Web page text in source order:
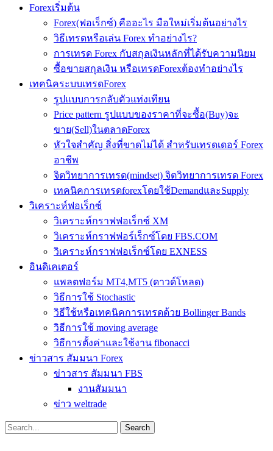
Forexเริ่มต้น
Forex(ฟอเร็กซ์) คืออะไร มือใหม่เริ่มต้นอย่างไร
วิธีเทรดหรือเล่น Forex ทำอย่างไร?
การเทรด Forex กับสกุลเงินหลักที่ได้รับความนิยม
ซื้อขายสกุลเงิน หรือเทรดForexต้องทำอย่างไร
เทคนิคระบบเทรดForex
รูปแบบการกลับตัวแท่งเทียน
Price pattern รูปแบบของราคาที่จะซื้อ(Buy)จะ
ขาย(Sell)ในตลาดForex
หัวใจสำคัญ สิ่งที่ขาดไม่ได้ สำหรับเทรดเดอร์ Forex
อาชีพ
จิตวิทยาการเทรด(mindset) จิตวิทยาการเทรด Forex
เทคนิคการเทรดforexโดยใช้DemandและSupply
วิเคราะห์ฟอเร็กซ์
วิเคราะห์กราฟฟอเร็กซ์ XM
วิเคราะห์กราฟฟอร์เร็กซ์โดย FBS.COM
วิเคราะห์กราฟฟอเร็กซ์โดย EXNESS
อินดิเคเตอร์
แพลตฟอร์ม MT4,MT5 (ดาวด์โหลด)
วิธีการใช้ Stochastic
วิธีใช้หรือเทคนิคการเทรดด้วย Bollinger Bands
วิธีการใช้ moving average
วิธีการตั้งค่าและใช้งาน fibonacci
ข่าวสาร สัมมนา Forex
ข่าวสาร สัมมนา FBS
งานสัมมนา
ข่าว weltrade